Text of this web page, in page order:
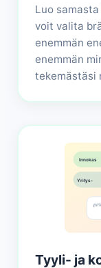
Luo
voit valita
enemmän
enemmän
tekemästäsi
Innokas
Yritys-
Tyyli- ja